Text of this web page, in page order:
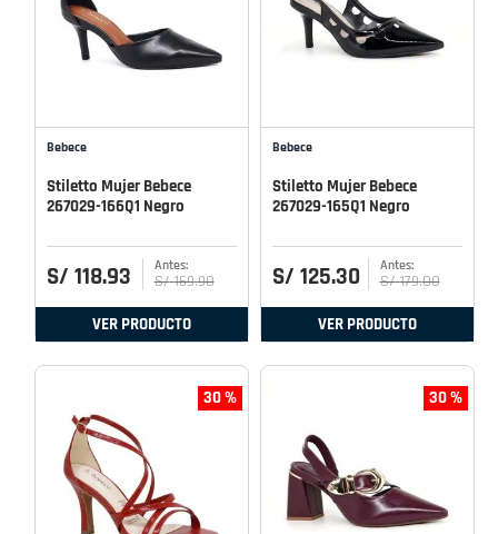
Bebece
Stiletto Mujer Bebece
267029-166Q1 Negro
S/ 118.93 S/ 169.90
VER PRODUCTO
Bebece
Stiletto Mujer Bebece
267029-165Q1 Negro
S/ 125.30 S/ 179.00
VER PRODUCTO
30 % 30 %